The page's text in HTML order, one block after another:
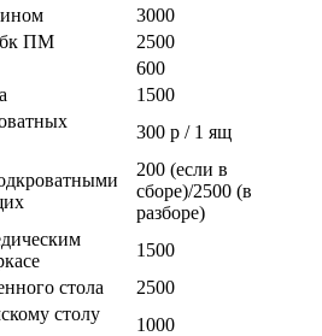
3000
бк ПМ
2500
600
1500
300 р / 1 ящ
200 (если в
сборе)/2500 (в
разборе)
1500
стола
2500
столу
1000